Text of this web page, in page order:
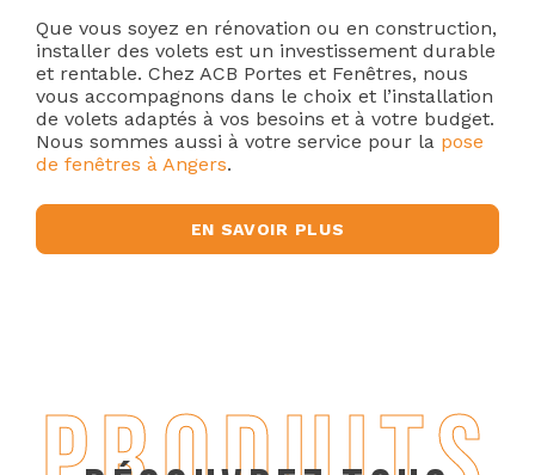
Que vous soyez en rénovation ou en construction,
installer des volets est un investissement durable
et rentable. Chez ACB Portes et Fenêtres, nous
vous accompagnons dans le choix et l’installation
de volets adaptés à vos besoins et à votre budget.
Nous sommes aussi à votre service pour la pose
de fenêtres à Angers.
EN SAVOIR PLUS